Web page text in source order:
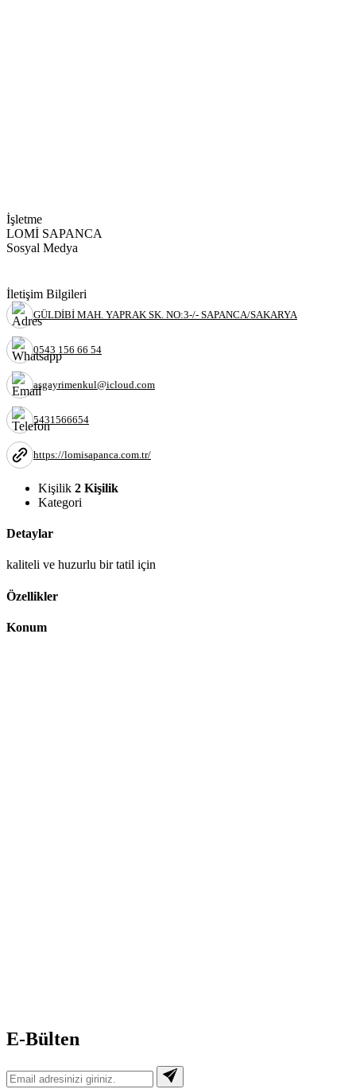
İşletme
LOMİ SAPANCA
Sosyal Medya
İletişim Bilgileri
GÜLDİBİ MAH. YAPRAK SK. NO:3-/- SAPANCA/SAKARYA
0543 156 66 54
asgayrimenkul@icloud.com
5431566654
https://lomisapanca.com.tr/
Kişilik 2 Kişilik
Kategori
Detaylar
kaliteli ve huzurlu bir tatil için
Özellikler
Konum
E-Bülten